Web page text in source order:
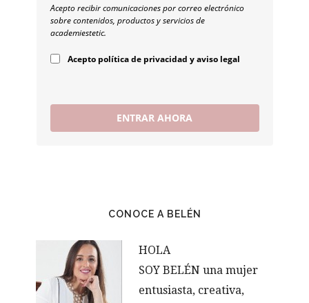
Acepto recibir comunicaciones por correo electrónico
sobre contenidos, productos y servicios de
academiestetic.
Acepto política de privacidad y aviso legal
ENTRAR AHORA
CONOCE A BELÉN
HOLA
SOY BELÉN una mujer
entusiasta, creativa,